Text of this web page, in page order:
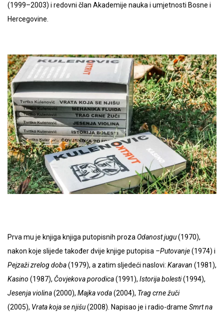
(1999–2003) i redovni član Akademije nauka i umjetnosti Bosne i
Hercegovine.
Prva mu je knjiga knjiga putopisnih proza Odanost jugu(1970),
nakon koje slijede također dvije knjige putopisa –Putovanje(1974) i
Pejzaži zrelog doba(1979), a zatim sljedeći naslovi: Karavan (1981),
Kasino (1987), Čovjekova porodica(1991), Istorija bolesti(1994),
Jesenja violina(2000), Majka voda(2004), Trag crne žuči
(2005), Vrata koja se njišu(2008). Napisao je i radio-drame Smrt na